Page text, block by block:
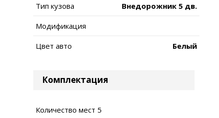
Тип кузова Внедорожник 5 дв.
Модификация
Цвет авто Белый
Комплектация
Количество мест 5